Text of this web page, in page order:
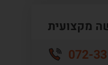
מקצועית
072-